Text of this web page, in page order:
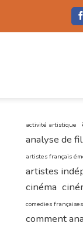
activité artistique
analyse de
artistes français
artistes
cinéma
comedies françaises
comment